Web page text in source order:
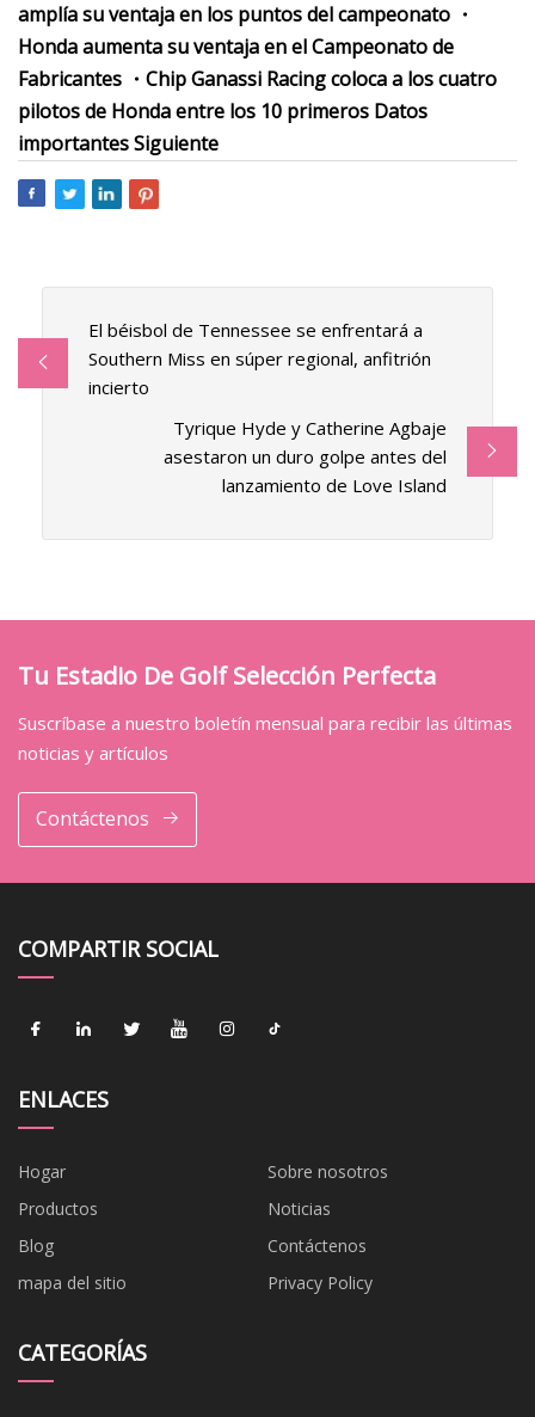
amplía su ventaja en los puntos del campeonato ・
Honda aumenta su ventaja en el Campeonato de
Fabricantes ・Chip Ganassi Racing coloca a los cuatro
pilotos de Honda entre los 10 primeros Datos
importantes Siguiente
El béisbol de Tennessee se enfrentará a
Southern Miss en súper regional, anfitrión
incierto
Tyrique Hyde y Catherine Agbaje
asestaron un duro golpe antes del
lanzamiento de Love Island
Tu Estadio De Golf Selección Perfecta
Suscríbase a nuestro boletín mensual para recibir las últimas
noticias y artículos
Contáctenos
COMPARTIR SOCIAL
ENLACES
Hogar
Sobre nosotros
Productos
Noticias
Blog
Contáctenos
mapa del sitio
Privacy Policy
CATEGORÍAS